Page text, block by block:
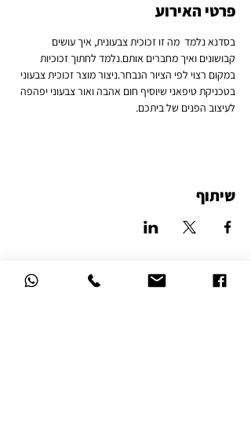
פרטי האירוע
בסדנא נלמד  מה זו זכוכית צבעונית, איך עושים
קבושונים ואיך מחברים אותם.נלמד לחתוך זכוכיות
במקום רצוי לפי הציור הנבחר.ניצור מוצר זכוכית צבעוני
בטכניקת טיפאני שיוסיף חום אהבה ואור צבעוני יפהפה
לעיצוב הפנים של ביתכם.
שיתוף